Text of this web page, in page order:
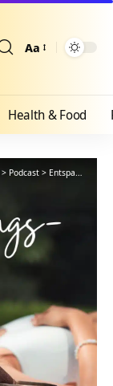
Aa
Health & Food
> Podcast > Entspannung